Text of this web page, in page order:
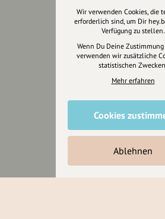
uns für unsere Region
für alle, die uns
wollen.
Inhalte
Jetzt
Spendenquittung ausstellen.
Wir verwenden Cookies, die
erforderlich sind, um Dir
Verfügung zu stellen.
Wenn Du Deine
verwenden wir zusätzliche
statistischen
Mehr erfahren
Cookies
Ablehnen